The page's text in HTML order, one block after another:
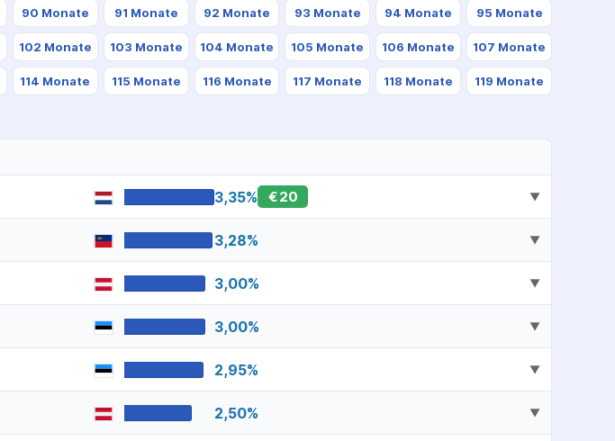
90 Monate 91 Monate 92 Monate 93 Monate 94 Monate 95 Monate
102 Monate 103 Monate 104 Monate 105 Monate 106 Monate 107 Monate
114 Monate 115 Monate 116 Monate 117 Monate 118 Monate 119 Monate
3,35% €20 ▼
3,28% ▼
3,00% ▼
3,00% ▼
2,95% ▼
2,50% ▼